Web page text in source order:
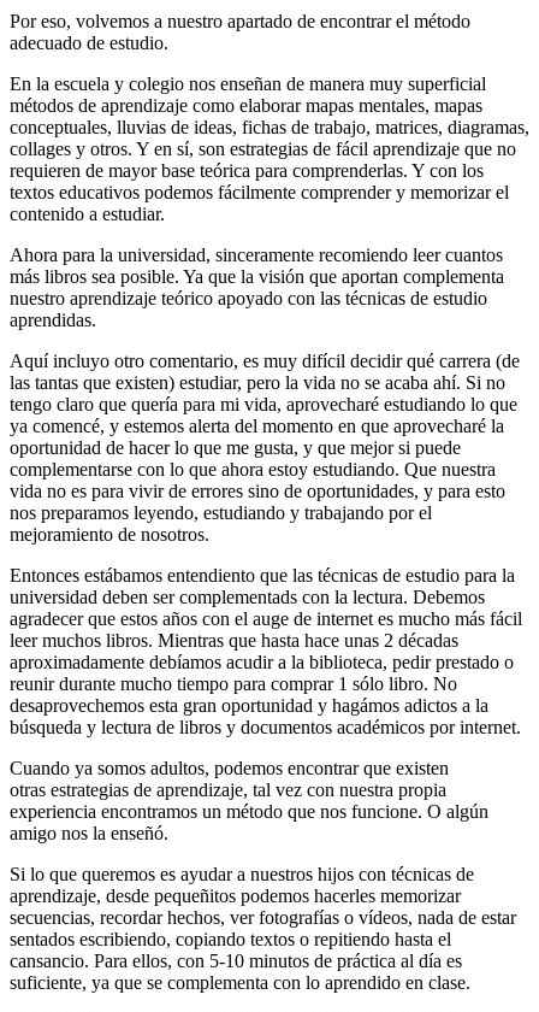
Por eso, volvemos a nuestro apartado de encontrar el método
adecuado de estudio.
En la escuela y colegio nos enseñan de manera muy superficial
métodos de aprendizaje como elaborar mapas mentales, mapas
conceptuales, lluvias de ideas, fichas de trabajo, matrices, diagramas,
collages y otros. Y en sí, son estrategias de fácil aprendizaje que no
requieren de mayor base teórica para comprenderlas. Y con los
textos educativos podemos fácilmente comprender y memorizar el
contenido a estudiar.
Ahora para la universidad, sinceramente recomiendo leer cuantos
más libros sea posible. Ya que la visión que aportan complementa
nuestro aprendizaje teórico apoyado con las técnicas de estudio
aprendidas.
Aquí incluyo otro comentario, es muy difícil decidir qué carrera (de
las tantas que existen) estudiar, pero la vida no se acaba ahí. Si no
tengo claro que quería para mi vida, aprovecharé estudiando lo que
ya comencé, y estemos alerta del momento en que aprovecharé la
oportunidad de hacer lo que me gusta, y que mejor si puede
complementarse con lo que ahora estoy estudiando. Que nuestra
vida no es para vivir de errores sino de oportunidades, y para esto
nos preparamos leyendo, estudiando y trabajando por el
mejoramiento de nosotros.
Entonces estábamos entendiento que las técnicas de estudio para la
universidad deben ser complementads con la lectura. Debemos
agradecer que estos años con el auge de internet es mucho más fácil
leer muchos libros. Mientras que hasta hace unas 2 décadas
aproximadamente debíamos acudir a la biblioteca, pedir prestado o
reunir durante mucho tiempo para comprar 1 sólo libro. No
desaprovechemos esta gran oportunidad y hagámos adictos a la
búsqueda y lectura de libros y documentos académicos por internet.
Cuando ya somos adultos, podemos encontrar que existen
otras estrategias de aprendizaje, tal vez con nuestra propia
experiencia encontramos un método que nos funcione. O algún
amigo nos la enseñó.
Si lo que queremos es ayudar a nuestros hijos con técnicas de
aprendizaje, desde pequeñitos podemos hacerles memorizar
secuencias, recordar hechos, ver fotografías o vídeos, nada de estar
sentados escribiendo, copiando textos o repitiendo hasta el
cansancio. Para ellos, con 5-10 minutos de práctica al día es
suficiente, ya que se complementa con lo aprendido en clase.